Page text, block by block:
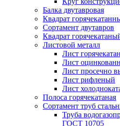
Балка двутавровая
Квадрат
Сортамент двутавров
Квадрат
Листовой металл
Лист
Лист
Лист просечно
Лист рифленый
Лист
Полоса горячекатаная
Сортамент труб
Труба
ГОСТ 10705